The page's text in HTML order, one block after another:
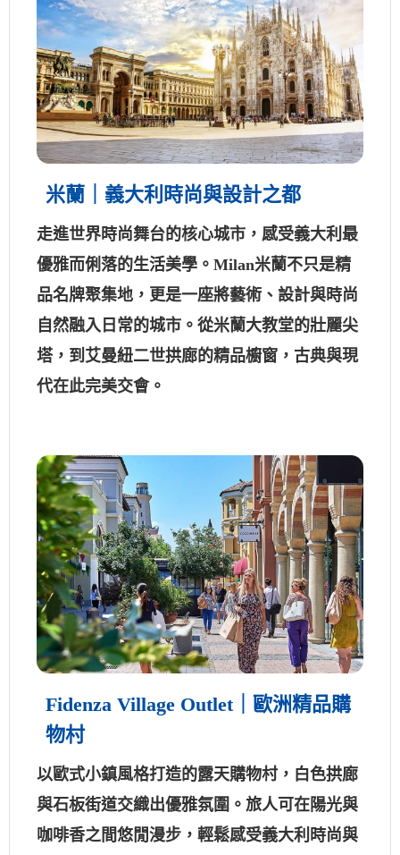
米蘭｜義大利時尚與設計之都
走進世界時尚舞台的核心城市，感受義大利最
優雅而俐落的生活美學。Milan米蘭不只是精
品名牌聚集地，更是一座將藝術、設計與時尚
自然融入日常的城市。從米蘭大教堂的壯麗尖
塔，到艾曼紐二世拱廊的精品櫥窗，古典與現
代在此完美交會。
Fidenza Village Outlet｜歐洲精品購
物村
以歐式小鎮風格打造的露天購物村，白色拱廊
與石板街道交織出優雅氛圍。旅人可在陽光與
咖啡香之間悠閒漫步，輕鬆感受義大利時尚與